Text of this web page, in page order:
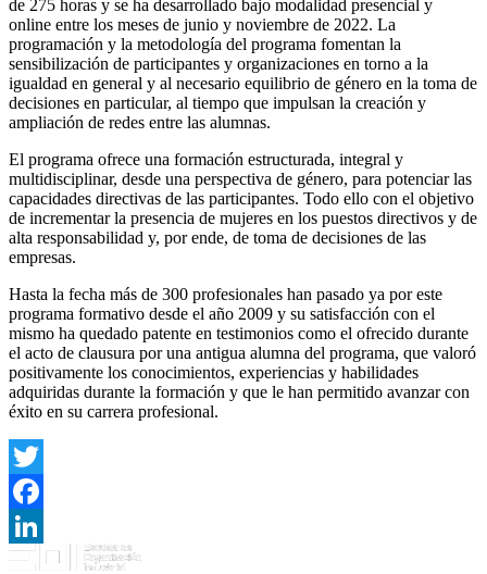
de 275 horas y se ha desarrollado bajo modalidad presencial y
online entre los meses de junio y noviembre de 2022. La
programación y la metodología del programa fomentan la
sensibilización de participantes y organizaciones en torno a la
igualdad en general y al necesario equilibrio de género en la toma de
decisiones en particular, al tiempo que impulsan la creación y
ampliación de redes entre las alumnas.
El programa ofrece una formación estructurada, integral y
multidisciplinar, desde una perspectiva de género, para potenciar las
capacidades directivas de las participantes. Todo ello con el objetivo
de incrementar la presencia de mujeres en los puestos directivos y de
alta responsabilidad y, por ende, de toma de decisiones de las
empresas.
Hasta la fecha más de 300 profesionales han pasado ya por este
programa formativo desde el año 2009 y su satisfacción con el
mismo ha quedado patente en testimonios como el ofrecido durante
el acto de clausura por una antigua alumna del programa, que valoró
positivamente los conocimientos, experiencias y habilidades
adquiridas durante la formación y que le han permitido avanzar con
éxito en su carrera profesional.
Twitter
Facebook
LinkedIn